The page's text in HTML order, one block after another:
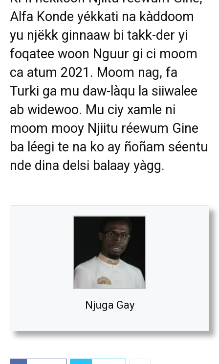
Alfa Konde yékkati na kàddoom
yu njëkk ginnaaw bi takk-der yi
foqatee woon Nguur gi ci moom
ca atum 2021. Moom nag, fa
Turki ga mu daw-làqu la siiwalee
ab widewoo. Mu ciy xamle ni
moom mooy Njiitu réewum Gine
ba léegi te na ko ay ñoñam séentu
nde dina delsi balaay yàgg.
Njuga Gay